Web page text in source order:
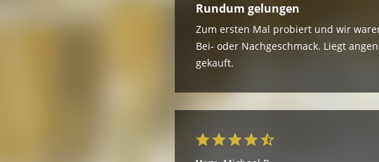
Rundum gelungen
Zum ersten Mal probiert und wir
Bei- oder Nachgeschmack. Liegt
gekauft.